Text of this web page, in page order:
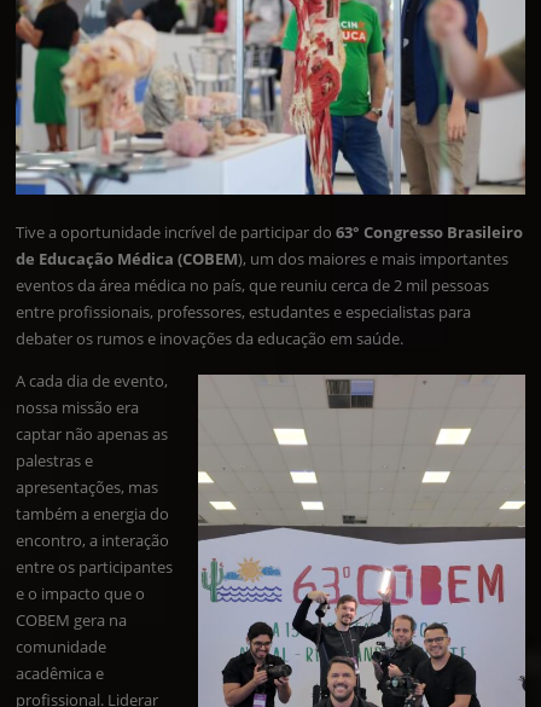
Tive a oportunidade incrível de participar do63° Congresso Brasileiro
de Educação Médica (COBEM), um dos maiores e mais importantes
eventos da área médica no país, que reuniu cerca de 2 mil pessoas
entre profissionais, professores, estudantes e especialistas para
debater os rumos e inovações da educação em saúde.
A cada dia de evento,
nossa missão era
captar não apenas as
palestras e
apresentações, mas
também a energia do
encontro, a interação
entre os participantes
e o impacto que o
COBEM gera na
comunidade
acadêmica e
profissional. Liderar